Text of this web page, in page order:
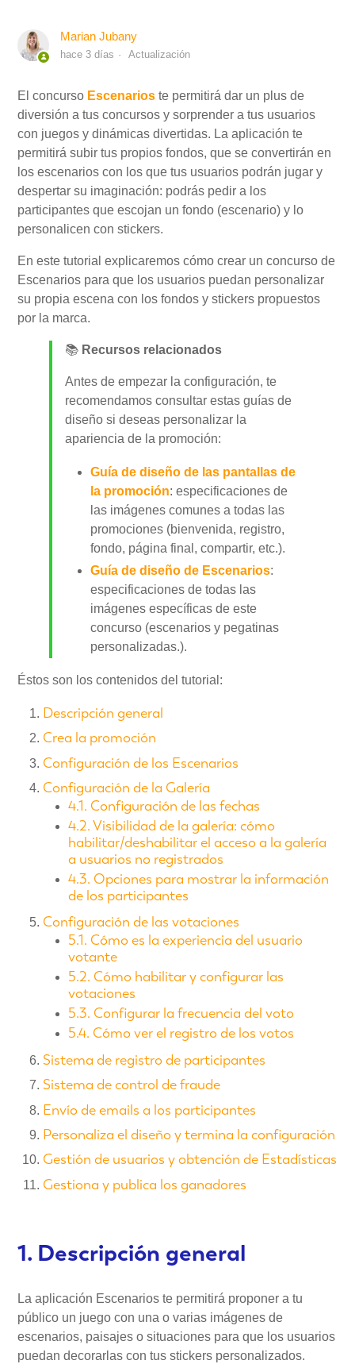
Publicación y Difusión
Integraciones
Mi Cuenta
Videotutoriales
Actualizaciones
Marian Jubany
hace 3 días Actualización
El concurso Escenarios te permitirá dar un plus de
diversión a tus concursos y sorprender a tus usuarios
con juegos y dinámicas divertidas. La aplicación te
permitirá subir tus propios fondos, que se convertirán en
los escenarios con los que tus usuarios podrán jugar y
despertar su imaginación: podrás pedir a los
participantes que escojan un fondo (escenario) y lo
personalicen con stickers.
En este tutorial explicaremos cómo crear un concurso de
Escenarios para que los usuarios puedan personalizar
su propia escena con los fondos y stickers propuestos
por la marca.
📚 Recursos relacionados
Antes de empezar la configuración, te
recomendamos consultar estas guías de
diseño si deseas personalizar la
apariencia de la promoción:
Guía de diseño de las pantallas de
la promoción: especificaciones de
las imágenes comunes a todas las
promociones (bienvenida, registro,
fondo, página final, compartir, etc.).
Guía de diseño de Escenarios:
especificaciones de todas las
imágenes específicas de este
concurso (escenarios y pegatinas
personalizadas.).
Éstos son los contenidos del tutorial:
Descripción general
Crea la promoción
Configuración de los Escenarios
Configuración de la Galería
4.1. Configuración de las fechas
4.2. Visibilidad de la galería: cómo
habilitar/deshabilitar el acceso a la galería
a usuarios no registrados
4.3. Opciones para mostrar la información
de los participantes
Configuración de las votaciones
5.1. Cómo es la experiencia del usuario
votante
5.2. Cómo habilitar y configurar las
votaciones
5.3. Configurar la frecuencia del voto
5.4. Cómo ver el registro de los votos
Sistema de registro de participantes
Sistema de control de fraude
Envío de emails a los participantes
Personaliza el diseño y termina la configuración
Gestión de usuarios y obtención de Estadísticas
Gestiona y publica los ganadores
1. Descripción general
La aplicación Escenarios te permitirá proponer a tu
público un juego con una o varias imágenes de
escenarios, paisajes o situaciones para que los usuarios
puedan decorarlas con tus stickers personalizados.